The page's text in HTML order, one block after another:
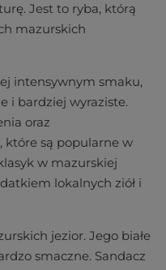
Jest to ryba, którą
mazurskich
intensywnym smaku,
i bardziej wyraziste.
oraz
które są popularne w
w mazurskiej
lokalnych ziół i
jezior. Jego białe
smaczne. Sandacz